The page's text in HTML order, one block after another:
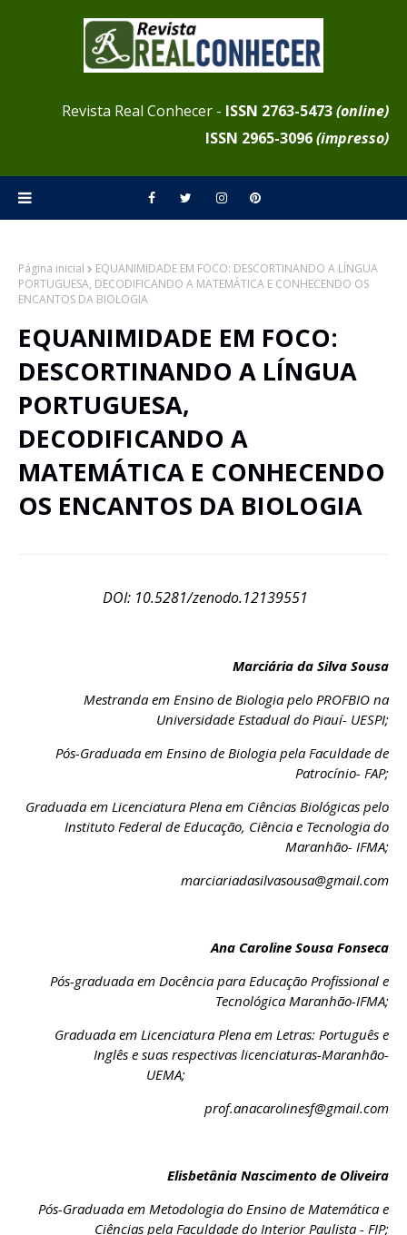
Revista Real Conhecer - ISSN 2763-5473(online)
ISSN 2965-3096(impresso)
Página inicial
EQUANIMIDADE EM FOCO: DESCORTINANDO A LÍNGUA
PORTUGUESA, DECODIFICANDO A MATEMÁTICA E CONHECENDO OS
ENCANTOS DA BIOLOGIA
EQUANIMIDADE EM FOCO:
DESCORTINANDO A LÍNGUA
PORTUGUESA,
DECODIFICANDO A
MATEMÁTICA E CONHECENDO
OS ENCANTOS DA BIOLOGIA
DOI: 10.5281/zenodo.12139551
Marciária da Silva Sousa
Mestranda em Ensino de Biologia pelo PROFBIO na
Universidade Estadual do Piauí- UESPI;
Pós-Graduada em Ensino de Biologia pela Faculdade de
Patrocínio- FAP;
Graduada em Licenciatura Plena em Ciências Biológicas pelo
Instituto Federal de Educação, Ciência e Tecnologia do
Maranhão- IFMA;
marciariadasilvasousa@gmail.com
Ana Caroline Sousa Fonseca
Pós-graduada em Docência para Educação Profissional e
Tecnológica Maranhão-IFMA;
Graduada em Licenciatura Plena em Letras: Português e
Inglês e suas respectivas licenciaturas-Maranhão-
UEMA;
prof.anacarolinesf@gmail.com
Elisbetânia Nascimento de Oliveira
Pós-Graduada em Metodologia do Ensino de Matemática e
Ciências pela Faculdade do Interior Paulista - FIP;